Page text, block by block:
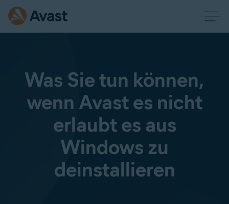
Was Sie tun können,
wenn Avast es nicht
erlaubt es aus
Windows zu
deinstallieren